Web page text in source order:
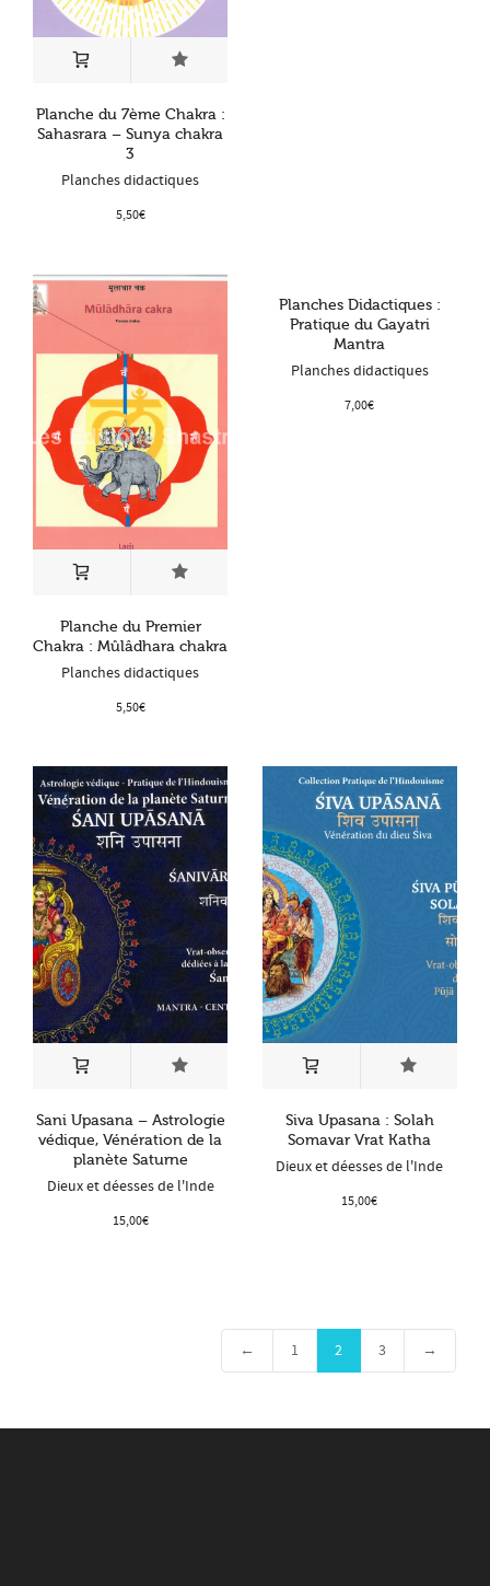
Planche du 7ème Chakra :
Sahasrara – Sunya chakra
3
Planches didactiques
5,50€
Planche du Premier
Chakra : Mûlâdhara chakra
Planches didactiques
5,50€
Planches Didactiques :
Pratique du Gayatri
Mantra
Planches didactiques
7,00€
Sani Upasana – Astrologie
védique, Vénération de la
planète Saturne
Dieux et déesses de l'Inde
15,00€
Siva Upasana : Solah
Somavar Vrat Katha
Dieux et déesses de l'Inde
15,00€
← 1 2 3 →